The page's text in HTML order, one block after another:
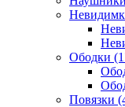
Ободки
Повязки